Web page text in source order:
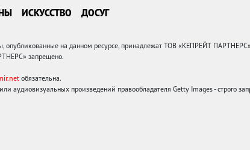
ИСКУССТВО ДОСУГ
на данном ресурсе, принадлежат ТОВ «КЕПРЕЙТ
запрещено.
обязательна.
аудиовизуальных произведений правообладателя Getty Images - строго